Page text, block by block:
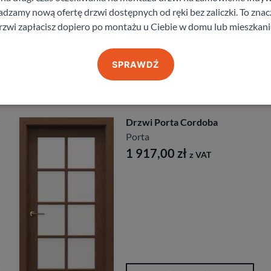
z pomocy Doradcy przy wyborze
Produkty z kategorii Drzwi wewnętrzne
Drzwi Porta Cordoba
Porta
1 917,00 zł z VAT
nową ofertę drzwi dostępnych od ręki bez zaliczki. To
zapłacisz dopiero po montażu u Ciebie w domu lub
SPRAWDŹ